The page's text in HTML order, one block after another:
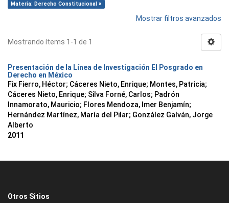
Materia: Derecho Constitucional ×
Mostrar filtros avanzados
Mostrando ítems 1-1 de 1
Presentación de la Línea de Investigación El Posgrado en
Derecho en México
Fix Fierro, Héctor; Cáceres Nieto, Enrique; Montes, Patricia;
Cáceres Nieto, Enrique; Silva Forné, Carlos; Padrón
Innamorato, Mauricio; Flores Mendoza, Imer Benjamín;
Hernández Martínez, María del Pilar; González Galván, Jorge
Alberto
2011
Otros Sitios